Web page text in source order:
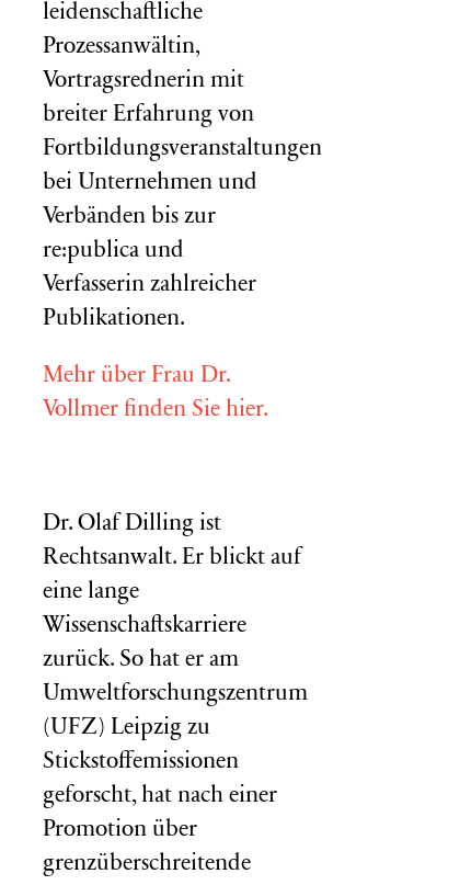
leidenschaftliche
Prozessanwältin,
Vortragsrednerin mit
breiter Erfahrung von
Fortbildungsveranstaltungen
bei Unternehmen und
Verbänden bis zur
re:publica und
Verfasserin zahlreicher
Publikationen.
Mehr über Frau Dr.
Vollmer finden Sie hier.
Dr. Olaf Dilling ist
Rechtsanwalt. Er blickt auf
eine lange
Wissenschaftskarriere
zurück. So hat er am
Umweltforschungszentrum
(UFZ) Leipzig zu
Stickstoffemissionen
geforscht, hat nach einer
Promotion über
grenzüberschreitende